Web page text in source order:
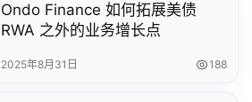
Ondo Finance 如何拓展美债
RWA 之外的业务增长点
2025年8月31日 188